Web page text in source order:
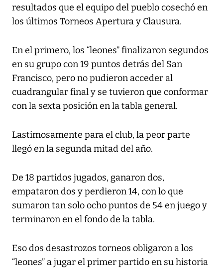
resultados que el equipo del pueblo cosechó en
los últimos Torneos Apertura y Clausura.
En el primero, los “leones” finalizaron segundos
en su grupo con 19 puntos detrás del San
Francisco, pero no pudieron acceder al
cuadrangular final y se tuvieron que conformar
con la sexta posición en la tabla general.
Lastimosamente para el club, la peor parte
llegó en la segunda mitad del año.
De 18 partidos jugados, ganaron dos,
empataron dos y perdieron 14, con lo que
sumaron tan solo ocho puntos de 54 en juego y
terminaron en el fondo de la tabla.
Eso dos desastrozos torneos obligaron a los
“leones” a jugar el primer partido en su historia